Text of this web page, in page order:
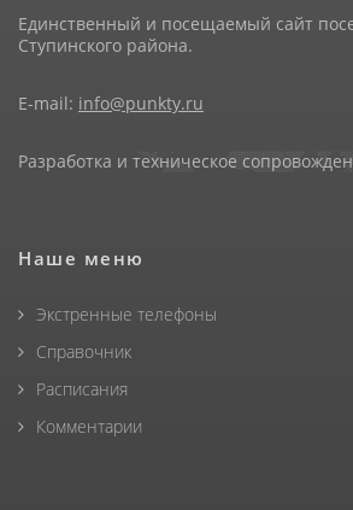
Единственный и посещаемый сайт
Ступинского района.
E-mail: info@punkty.ru
Разработка и техническое
Наше меню
Экстренные телефоны
Справочник
Расписания
Комментарии